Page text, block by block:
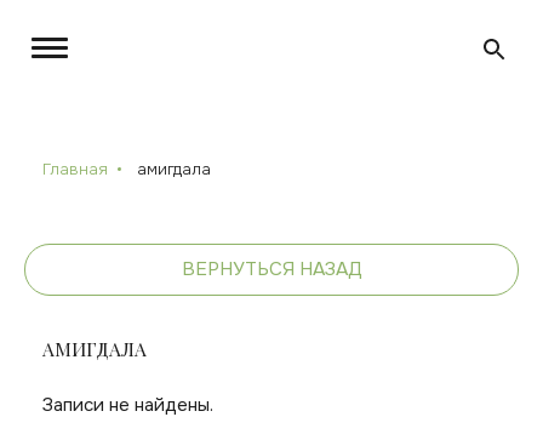
Главная амигдала
ВЕРНУТЬСЯ НАЗАД
АМИГДАЛА
Записи не найдены.